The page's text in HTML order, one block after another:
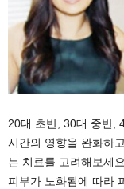
20대 초반, 30대 중반,
시간의 영향을 완화하
는 치료를 고려해보세
피부가 노화됨에 따라